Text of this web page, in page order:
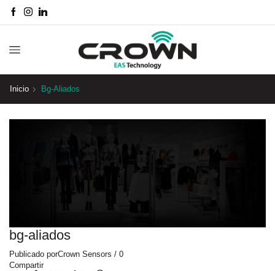
Inicio Bg-Aliados
bg-aliados
Publicado porCrown Sensors / 0
Compartir